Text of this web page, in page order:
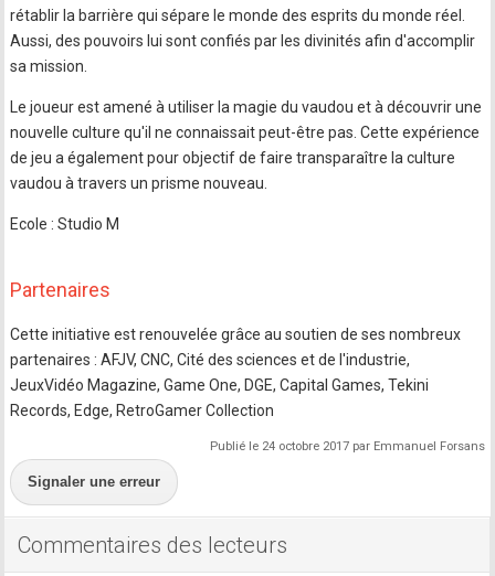
rétablir la barrière qui sépare le monde des esprits du monde réel.
Aussi, des pouvoirs lui sont confiés par les divinités afin d'accomplir
sa mission.
Le joueur est amené à utiliser la magie du vaudou et à découvrir une
nouvelle culture qu'il ne connaissait peut-être pas. Cette expérience
de jeu a également pour objectif de faire transparaître la culture
vaudou à travers un prisme nouveau.
Ecole : Studio M
Partenaires
Cette initiative est renouvelée grâce au soutien de ses nombreux
partenaires : AFJV, CNC, Cité des sciences et de l'industrie,
JeuxVidéo Magazine, Game One, DGE, Capital Games, Tekini
Records, Edge, RetroGamer Collection
Publié le 24 octobre 2017 par Emmanuel Forsans
Signaler une erreur
Commentaires des lecteurs